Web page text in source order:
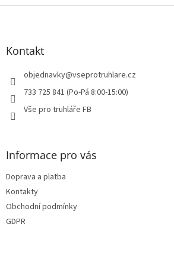
Z
Kontakt
objednavky@vseprotruhlare.cz
733 725 841 (Po-Pá 8:00-15:00)
Vše pro truhláře FB
Informace pro vás
Doprava a platba
Kontakty
Obchodní podmínky
GDPR